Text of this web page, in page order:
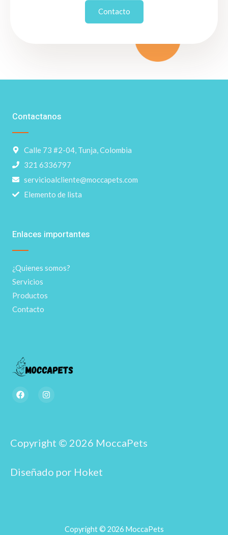
Contacto
F
a
k
I
n
r
a
Enlaces importantes
¿Quienes somos?
Servicios
Productos
Contacto
Contactanos
Calle 73 #2-04, Tunja, Colombia
321 6336797
servicioalcliente@moccapets.com
Elemento de lista
Copyright © 2026 MoccaPets
Diseñado por Hoket
Copyright © 2026 MoccaPets